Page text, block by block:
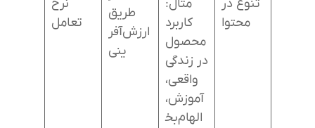
تنوع در
محتوا
مثال:
کاربرد
محصول
در زندگی
واقعی،
آموزش،
الهام‌بخ
طریق
ارزش‌آفر
ینی
نرخ
تعامل